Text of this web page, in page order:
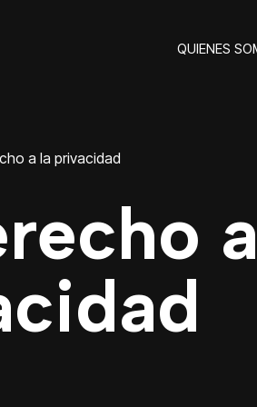
QUIENES
a la privacidad